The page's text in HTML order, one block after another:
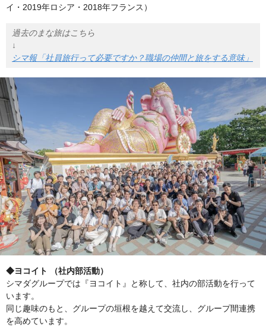
イ・2019年ロシア・2018年フランス）
過去のまな旅はこちら
↓
シマ報「社員旅行って必要ですか？職場の仲間と旅をする意味」
◆ヨコイト （社内部活動）
シマダグループでは『ヨコイト』と称して、社内の部活動を行って
います。
同じ趣味のもと、グループの垣根を越えて交流し、グループ間連携
を高めています。